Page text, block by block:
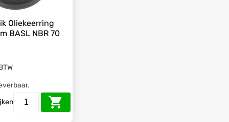
Oliekeerring
BASL NBR 70